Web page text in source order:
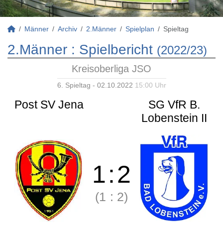
Männer Archiv 2.Männer Spielplan Spieltag
2.Männer : Spielbericht (2022/23)
Kreisoberliga JSO
6. Spieltag - 02.10.2022 15:00 Uhr
Post SV Jena
SG VfR B.
Lobenstein II
1:2
(1 : 2)